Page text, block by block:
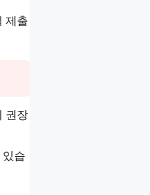
제출
권장
있습